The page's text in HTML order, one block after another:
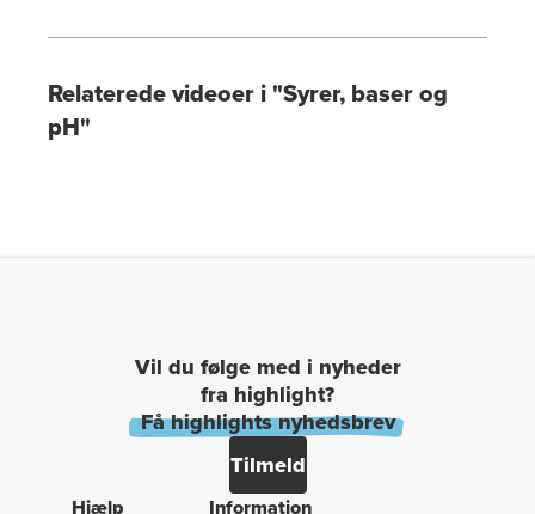
Relaterede videoer i "Syrer, baser og
pH"
Vil du følge med i nyheder
fra highlight?
Få highlights nyhedsbrev
Tilmeld
Hjælp Information